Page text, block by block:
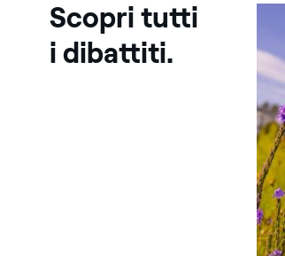
Scopri tutti
i dibattiti.